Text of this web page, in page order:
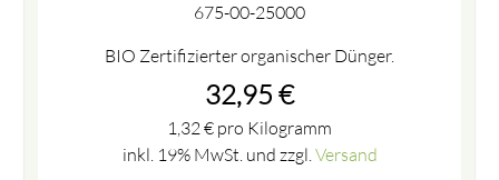
675-00-25000
BIO Zertifizierter organischer Dünger.
32,95 €
1,32€ pro Kilogramm
inkl. 19% MwSt. und zzgl.Versand